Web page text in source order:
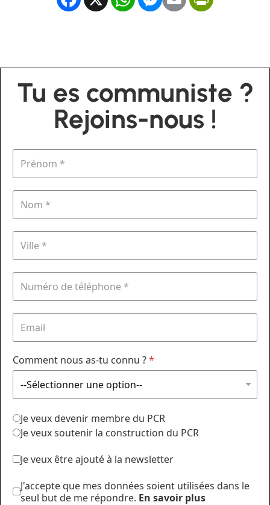
Tu es communiste ?
Rejoins-nous !
Comment nous as-tu connu ?*
Je veux devenir membre du PCR
Je veux soutenir la construction du PCR
Je veux être ajouté à la newsletter
J'accepte que mes données soient utilisées dans le
seul but de me répondre. En savoir plus